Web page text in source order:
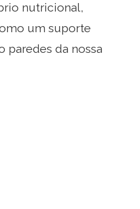
nutricional,
um suporte
paredes da nossa